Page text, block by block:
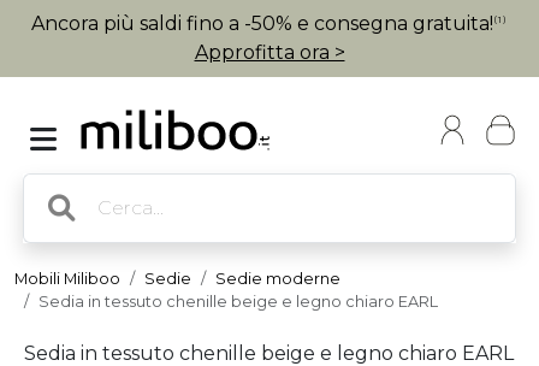
Ancora più saldi fino a -50% e consegna gratuita! (1)
Approfitta ora >
Mobili Miliboo Sedie
Sedie moderne
Sedia in tessuto chenille beige e legno chiaro EARL
Sedia in tessuto chenille beige e legno chiaro EARL